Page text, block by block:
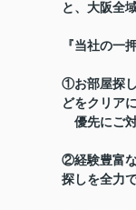
と、大阪全
『当社の一
①お部屋探
どをクリア
優先にご対
②経験豊富
探しを全力